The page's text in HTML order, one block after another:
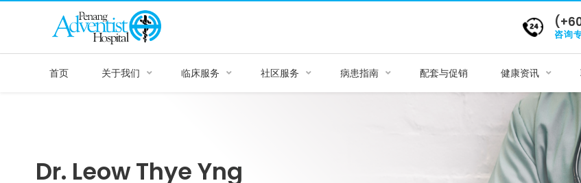
咨询
首页 关于我们 临床服务 社区服务 病患指南 配套与促销 健康资讯
Dr. Leow Thye Yng